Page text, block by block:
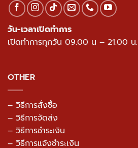
วัน-เวลาเปิดทำการ
เปิดทำการทุกวัน 09.00 น – 21.00 น.
OTHER
– วิธีการสั่งซื้อ
– วิธีการจัดส่ง
– วิธีการชำระเงิน
– วิธีการแจ้งชำระเงิน